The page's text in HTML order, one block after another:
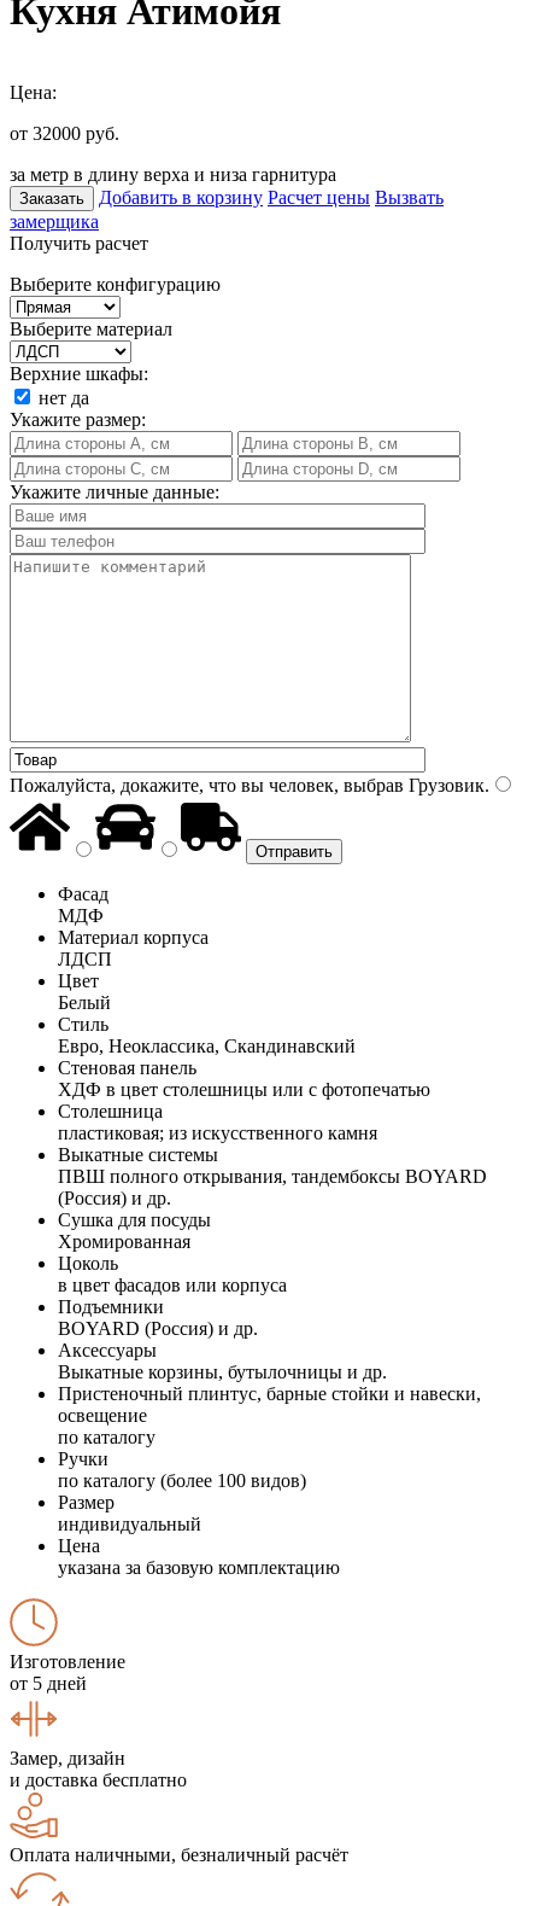
Кухня Атимойя
Цена:
от 32000 руб.
за метр в длину верха и низа гарнитура
Заказать Добавить в корзину Расчет цены Вызвать
замерщика
Получить расчет
Выберите конфигурацию
Выберите материал
Верхние шкафы:
нет да
Укажите размер:
Укажите личные данные:
Пожалуйста, докажите, что вы человек, выбрав Грузовик.
Фасад
МДФ
Материал корпуса
ЛДСП
Цвет
Белый
Стиль
Евро, Неоклассика, Скандинавский
Стеновая панель
ХДФ в цвет столешницы или с фотопечатью
Столешница
пластиковая; из искусственного камня
Выкатные системы
ПВШ полного открывания, тандембоксы BOYARD
(Россия) и др.
Сушка для посуды
Хромированная
Цоколь
в цвет фасадов или корпуса
Подъемники
BOYARD (Россия) и др.
Аксессуары
Выкатные корзины, бутылочницы и др.
Пристеночный плинтус, барные стойки и навески,
освещение
по каталогу
Ручки
по каталогу (более 100 видов)
Размер
индивидуальный
Цена
указана за базовую комплектацию
Изготовление
от 5 дней
Замер, дизайн
и доставка бесплатно
Оплата наличными, безналичный расчёт